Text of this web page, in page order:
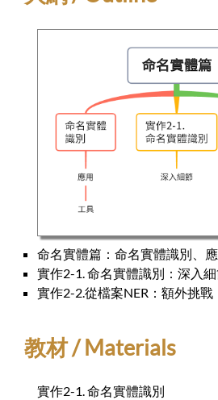
命名實體篇：命名實體識別、
實作2-1. 命名實體識別：深入
實作2-2.從檔案NER：額外挑戰
教材 / Materials
實作2-1. 命名實體識別